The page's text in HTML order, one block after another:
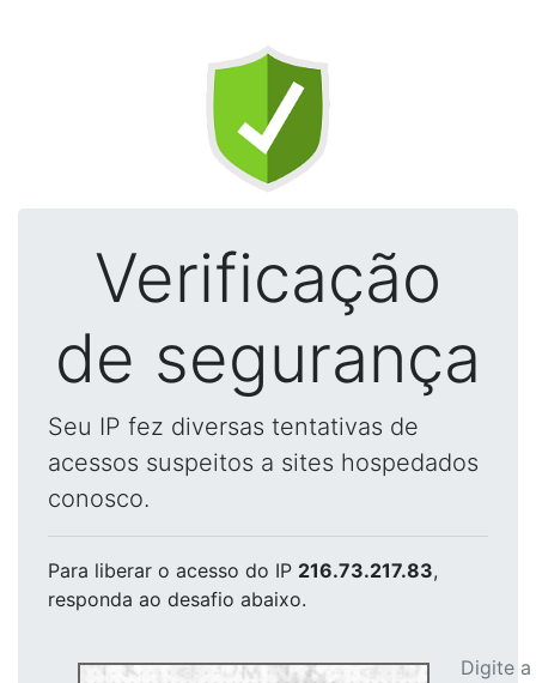
Verificação
de segurança
Seu IP fez diversas tentativas de
acessos suspeitos a sites hospedados
conosco.
Para liberar o acesso do IP 216.73.217.83,
responda ao desafio abaixo.
Digite